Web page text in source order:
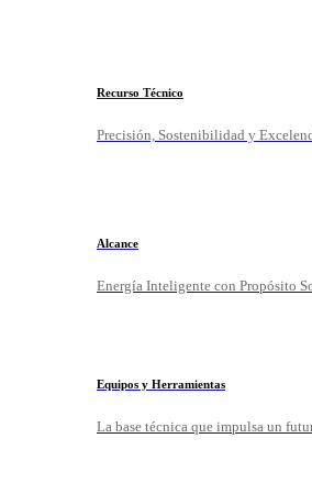
Recurso Técnico
Precisión, Sostenibilidad y
Alcance
Energía Inteligente con Propósito
Equipos y Herramientas
La base técnica que impulsa un